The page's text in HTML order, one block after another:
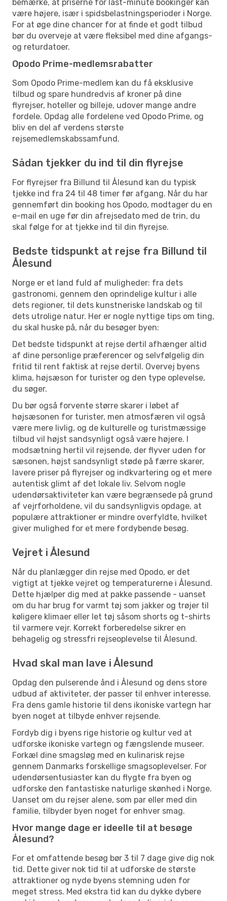
bemærke, at priserne for last-minute bookinger kan
være højere, især i spidsbelastningsperioder i Norge.
For at øge dine chancer for at finde et godt tilbud
bør du overveje at være fleksibel med dine afgangs-
og returdatoer.
Opodo Prime-medlemsrabatter
Som Opodo Prime-medlem kan du få eksklusive
tilbud og spare hundredvis af kroner på dine
flyrejser, hoteller og billeje, udover mange andre
fordele. Opdag alle fordelene ved Opodo Prime, og
bliv en del af verdens største
rejsemedlemskabssamfund.
Sådan tjekker du ind til din flyrejse
For flyrejser fra Billund til Ålesund kan du typisk
tjekke ind fra 24 til 48 timer før afgang. Når du har
gennemført din booking hos Opodo, modtager du en
e-mail en uge før din afrejsedato med de trin, du
skal følge for at tjekke ind til din flyrejse.
Bedste tidspunkt at rejse fra Billund til
Ålesund
Norge er et land fuld af muligheder: fra dets
gastronomi, gennem den oprindelige kultur i alle
dets regioner, til dets kunstneriske landskab og til
dets utrolige natur. Her er nogle nyttige tips om ting,
du skal huske på, når du besøger byen:
Det bedste tidspunkt at rejse dertil afhænger altid
af dine personlige præferencer og selvfølgelig din
fritid til rent faktisk at rejse dertil. Overvej byens
klima, højsæson for turister og den type oplevelse,
du søger.
Du bør også forvente større skarer i løbet af
højsæsonen for turister, men atmosfæren vil også
være mere livlig, og de kulturelle og turistmæssige
tilbud vil højst sandsynligt også være højere. I
modsætning hertil vil rejsende, der flyver uden for
sæsonen, højst sandsynligt støde på færre skarer,
lavere priser på flyrejser og indkvartering og et mere
autentisk glimt af det lokale liv. Selvom nogle
udendørsaktiviteter kan være begrænsede på grund
af vejrforholdene, vil du sandsynligvis opdage, at
populære attraktioner er mindre overfyldte, hvilket
giver mulighed for et mere fordybende besøg.
Vejret i Ålesund
Når du planlægger din rejse med Opodo, er det
vigtigt at tjekke vejret og temperaturerne i Ålesund.
Dette hjælper dig med at pakke passende - uanset
om du har brug for varmt tøj som jakker og trøjer til
køligere klimaer eller let tøj såsom shorts og t-shirts
til varmere vejr. Korrekt forberedelse sikrer en
behagelig og stressfri rejseoplevelse til Ålesund.
Hvad skal man lave i Ålesund
Opdag den pulserende ånd i Ålesund og dens store
udbud af aktiviteter, der passer til enhver interesse.
Fra dens gamle historie til dens ikoniske vartegn har
byen noget at tilbyde enhver rejsende.
Fordyb dig i byens rige historie og kultur ved at
udforske ikoniske vartegn og fængslende museer.
Forkæl dine smagsløg med en kulinarisk rejse
gennem Danmarks forskellige smagsoplevelser. For
udendørsentusiaster kan du flygte fra byen og
udforske den fantastiske naturlige skønhed i Norge.
Uanset om du rejser alene, som par eller med din
familie, tilbyder byen noget for enhver smag.
Hvor mange dage er ideelle til at besøge
Ålesund?
For et omfattende besøg bør 3 til 7 dage give dig nok
tid. Dette giver nok tid til at udforske de største
attraktioner og nyde byens stemning uden for
meget stress. Med ekstra tid kan du dykke dybere